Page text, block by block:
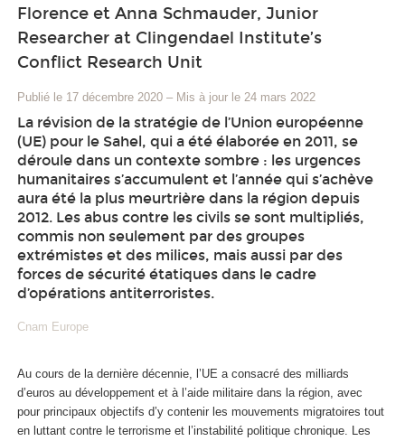
Florence et Anna Schmauder, Junior
Researcher at Clingendael Institute’s
Conflict Research Unit
Publié le 17 décembre 2020 – Mis à jour le 24 mars 2022
La révision de la stratégie de l’Union européenne
(UE) pour le Sahel, qui a été élaborée en 2011, se
déroule dans un contexte sombre : les urgences
humanitaires s’accumulent et l’année qui s’achève
aura été la plus meurtrière dans la région depuis
2012. Les abus contre les civils se sont multipliés,
commis non seulement par des groupes
extrémistes et des milices, mais aussi par des
forces de sécurité étatiques dans le cadre
d’opérations antiterroristes.
Cnam Europe
Au cours de la dernière décennie, l’UE a consacré des milliards
d’euros au développement et à l’aide militaire dans la région, avec
pour principaux objectifs d’y contenir les mouvements migratoires tout
en luttant contre le terrorisme et l’instabilité politique chronique. Les